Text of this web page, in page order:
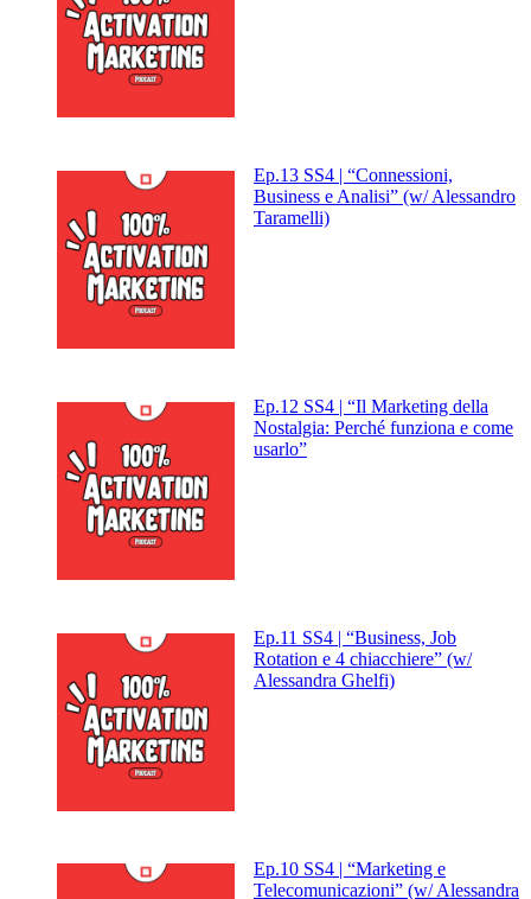
Ep.13 SS4 | “Connessioni,
Business e Analisi” (w/ Alessandro
Taramelli)
Ep.12 SS4 | “Il Marketing della
Nostalgia: Perché funziona e come
usarlo”
Ep.11 SS4 | “Business, Job
Rotation e 4 chiacchiere” (w/
Alessandra Ghelfi)
Ep.10 SS4 | “Marketing e
Telecomunicazioni” (w/ Alessandra